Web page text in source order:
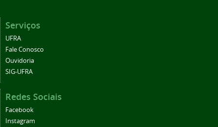
Serviços
UFRA
Fale Conosco
Ouvidoria
SIG-UFRA
Redes Sociais
Facebook
Instagram